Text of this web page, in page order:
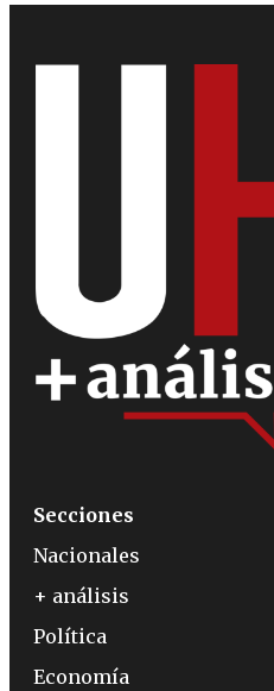
Secciones
Nacionales
+ análisis
Política
Economía